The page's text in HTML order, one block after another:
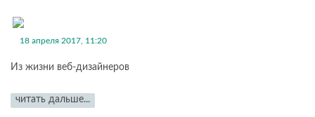
18 апреля 2017, 11:20
Из жизни веб-дизайнеров
читать дальше...